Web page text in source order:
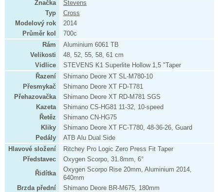
Značka
Stevens
Typ
Cross
Modelový rok
2014
Průměr kol
700c
Rám
Aluminium 6061 TB
Velikosti
48, 52, 55, 58, 61 cm
Vidlice
STEVENS K1 Superlite Hollow 1,5 "Taper
Řazení
Shimano Deore XT SL-M780-10
Přesmykač
Shimano Deore XT FD-T781
Přehazovačka
Shimano Deore XT RD-M781 SGS
Kazeta
Shimano CS-HG81 11-32, 10-speed
Řetěz
Shimano CN-HG75
Kliky
Shimano Deore XT FC-T780, 48-36-26, Guard
Pedály
ATB Alu Dual Side
Hlavové složení
Ritchey Pro Logic Zero Press Fit Taper
Představec
Oxygen Scorpo, 31.8mm, 6°
Řidítka
Oxygen Scorpo Rise 20mm, Aluminium 2014,
640mm
Brzda přední
Shimano Deore BR-M675, 180mm